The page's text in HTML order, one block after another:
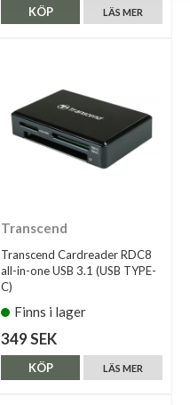
LÄS MER
KÖP
Transcend
Transcend Cardreader RDC8
all-in-one USB 3.1 (USB TYPE-
C)
Finns i lager
349 SEK
LÄS MER
KÖP